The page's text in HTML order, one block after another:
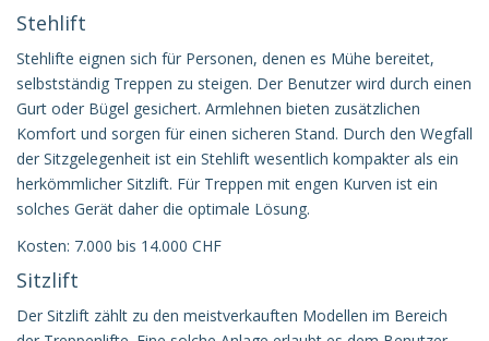
Stehlift
Stehlifte eignen sich für Personen, denen es Mühe bereitet,
selbstständig Treppen zu steigen. Der Benutzer wird durch einen
Gurt oder Bügel gesichert. Armlehnen bieten zusätzlichen
Komfort und sorgen für einen sicheren Stand. Durch den Wegfall
der Sitzgelegenheit ist ein Stehlift wesentlich kompakter als ein
herkömmlicher Sitzlift. Für Treppen mit engen Kurven ist ein
solches Gerät daher die optimale Lösung.
Kosten: 7.000 bis 14.000 CHF
Sitzlift
Der Sitzlift zählt zu den meistverkauften Modellen im Bereich